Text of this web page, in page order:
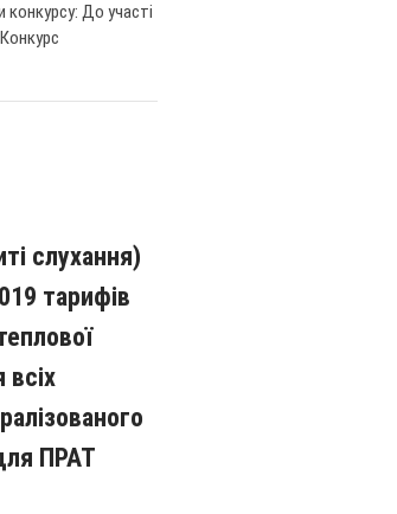
конкурсу: До участі
слухання)
тарифів
всіх
ПРАТ